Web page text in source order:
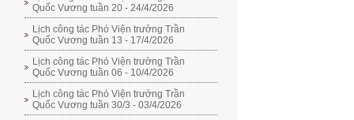
Quốc Vương tuần 20 - 24/4/2026
Lịch công tác Phó Viện trưởng Trần
Quốc Vương tuần 13 - 17/4/2026
Lịch công tác Phó Viện trưởng Trần
Quốc Vương tuần 06 - 10/4/2026
Lịch công tác Phó Viện trưởng Trần
Quốc Vương tuần 30/3 - 03/4/2026